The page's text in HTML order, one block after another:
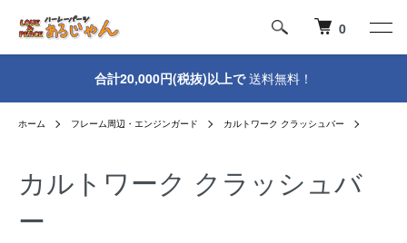
0
合計20,000円(税抜)以上で送料無料！
ホーム フレーム周辺・エンジンガード カルトワーク クラッシュバー
カルトワーク クラッシュバ
ー